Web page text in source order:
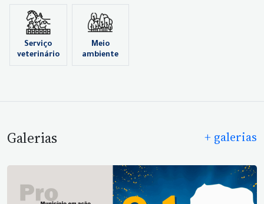
Serviço
veterinário
Meio
ambiente
Galerias + galerias